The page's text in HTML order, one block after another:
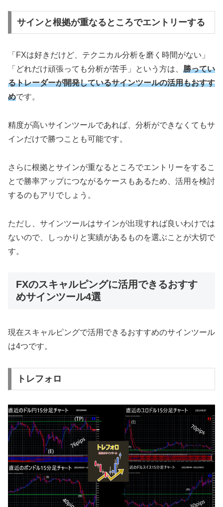
サインと根拠が重なるところでエントリーする
「FXは好きだけど、テクニカル分析を磨く時間がない」
「どれだけ頑張っても分析が苦手」という方は、 勝ってい
るトレーダーが開発しているサインツールの活用もおすす
めです。
精度が高いサインツールであれば、分析ができなくてもサ
インだけで勝つことも可能です。
さらに根拠とサインが重なるところでエントリーをするこ
とで勝率アップにつながるケースもあるため、活用を検討
するのもアリでしょう。
ただし、サインツールはサインが出現すれば良いわけでは
ないので、しっかりと実績があるものを選ぶことが大切で
す。
FXのスキャルピングに活用できるおすす
めサインツール4選
現在スキャルピングで活用できるおすすめのサインツール
は4つです。
トレフォロ